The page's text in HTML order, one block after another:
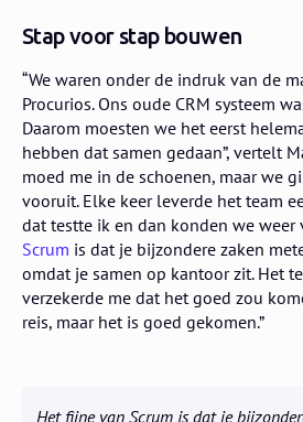
Stap voor stap bouwen
“We waren onder de indruk van de
Procurios. Ons oude CRM systeem
Daarom moesten we het eerst
hebben dat samen gedaan”, vertelt
moed me in de schoenen, maar we
vooruit. Elke keer leverde het team
dat testte ik en dan konden we weer
Scrum is dat je bijzondere zaken
omdat je samen op kantoor zit. Het
verzekerde me dat het goed zou
reis, maar het is goed gekomen.”
Het fijne van Scrum is dat je